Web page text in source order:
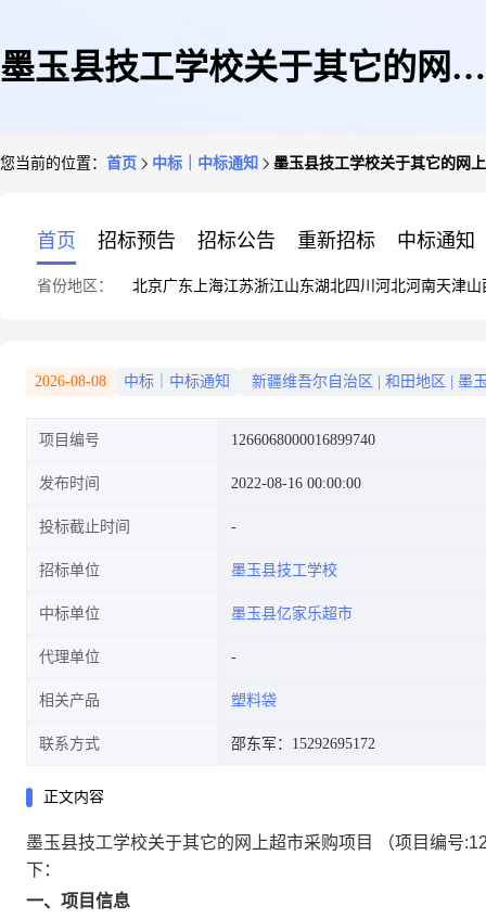
墨玉县技工学校关于其它的网上
您当前的位置： 首页 中标｜中标通知 墨玉县技工学校关于其它的网
首页 招标预告 招标公告 重新招标 中标通知
省份地区： 北京广东 上海江苏浙江山东湖北四川 河北河南天津山
2026-08-08 中标｜中标通知 新疆维吾尔自治区 和田地区 墨
项目编号 1266068000016899740
发布时间 2022-08-16 00:00:00
投标截止时间
招标单位 墨玉县技工学校
中标单位 墨玉县亿家乐超市
代理单位
相关产品 塑料袋
联系方式 邵东军：15292695172
正文内容
墨玉县技工学校关于其它的网上超市采购项目 （项目编号:
下：
一、项目信息